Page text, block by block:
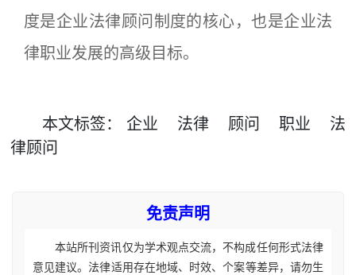
度是企业法律顾问制度的核心，也是企业法
律职业发展的高级目标。
本文标签： 企业 法律 顾问 职业
法
律顾问
免责声明
本站所刊资讯仅为学术观点交流，不构成任何形式法律
意见建议。法律适用存在地域、时效、个案等差异，请勿生